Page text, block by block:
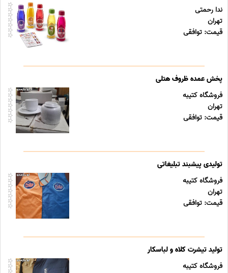
ندا رحمتی
تهران
قیمت: توافقی
پخش عمده ظروف هتلی
فروشگاه کتیبه
تهران
قیمت: توافقی
تولیدی پیشبند تبلیغاتی
فروشگاه کتیبه
تهران
قیمت: توافقی
تولید تیشرت کلاه و لباسکار
فروشگاه کتیبه